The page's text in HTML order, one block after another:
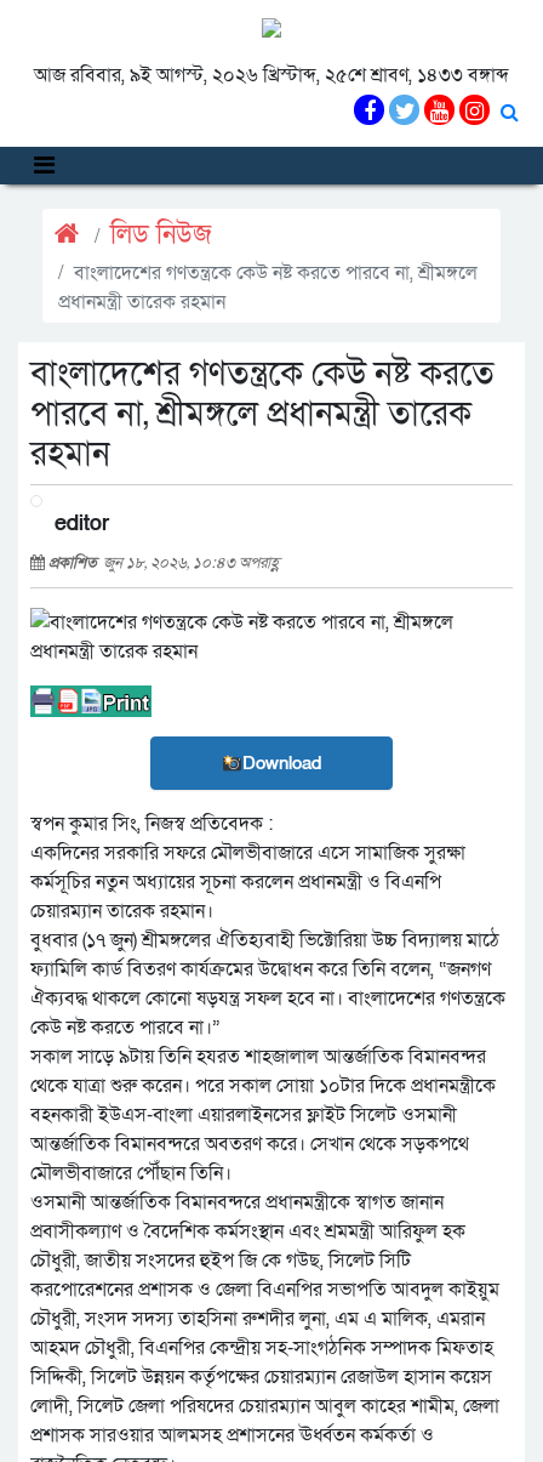
আজ রবিবার, ৯ই আগস্ট, ২০২৬ খ্রিস্টাব্দ, ২৫শে শ্রাবণ, ১৪৩৩ বঙ্গাব্দ
লিড নিউজ
বাংলাদেশের গণতন্ত্রকে কেউ নষ্ট করতে পারবে না, শ্রীমঙ্গলে
প্রধানমন্ত্রী তারেক রহমান
বাংলাদেশের গণতন্ত্রকে কেউ নষ্ট করতে
পারবে না, শ্রীমঙ্গলে প্রধানমন্ত্রী তারেক
রহমান
editor
প্রকাশিত জুন ১৮, ২০২৬, ১০:৪৩ অপরাহ্ণ
Download
স্বপন কুমার সিং, নিজস্ব প্রতিবেদক :
একদিনের সরকারি সফরে মৌলভীবাজারে এসে সামাজিক সুরক্ষা
কর্মসূচির নতুন অধ্যায়ের সূচনা করলেন প্রধানমন্ত্রী ও বিএনপি
চেয়ারম্যান তারেক রহমান।
বুধবার (১৭ জুন) শ্রীমঙ্গলের ঐতিহ্যবাহী ভিক্টোরিয়া উচ্চ বিদ্যালয় মাঠে
ফ্যামিলি কার্ড বিতরণ কার্যক্রমের উদ্বোধন করে তিনি বলেন, “জনগণ
ঐক্যবদ্ধ থাকলে কোনো ষড়যন্ত্র সফল হবে না। বাংলাদেশের গণতন্ত্রকে
কেউ নষ্ট করতে পারবে না।”
সকাল সাড়ে ৯টায় তিনি হযরত শাহজালাল আন্তর্জাতিক বিমানবন্দর
থেকে যাত্রা শুরু করেন। পরে সকাল সোয়া ১০টার দিকে প্রধানমন্ত্রীকে
বহনকারী ইউএস-বাংলা এয়ারলাইনসের ফ্লাইট সিলেট ওসমানী
আন্তর্জাতিক বিমানবন্দরে অবতরণ করে। সেখান থেকে সড়কপথে
মৌলভীবাজারে পৌঁছান তিনি।
ওসমানী আন্তর্জাতিক বিমানবন্দরে প্রধানমন্ত্রীকে স্বাগত জানান
প্রবাসীকল্যাণ ও বৈদেশিক কর্মসংস্থান এবং শ্রমমন্ত্রী আরিফুল হক
চৌধুরী, জাতীয় সংসদের হুইপ জি কে গউছ, সিলেট সিটি
করপোরেশনের প্রশাসক ও জেলা বিএনপির সভাপতি আবদুল কাইয়ুম
চৌধুরী, সংসদ সদস্য তাহসিনা রুশদীর লুনা, এম এ মালিক, এমরান
আহমদ চৌধুরী, বিএনপির কেন্দ্রীয় সহ-সাংগঠনিক সম্পাদক মিফতাহ
সিদ্দিকী, সিলেট উন্নয়ন কর্তৃপক্ষের চেয়ারম্যান রেজাউল হাসান কয়েস
লোদী, সিলেট জেলা পরিষদের চেয়ারম্যান আবুল কাহের শামীম, জেলা
প্রশাসক সারওয়ার আলমসহ প্রশাসনের ঊর্ধ্বতন কর্মকর্তা ও